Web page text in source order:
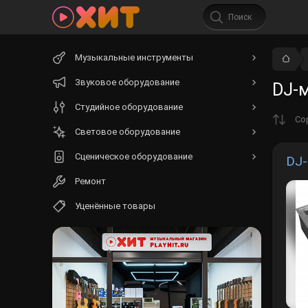
DJ-
Музыкальные инструменты
Звуковое оборудование
Студийное оборудование
Световое оборудование
Сценическое оборудование
Ремонт
Уценённые товары